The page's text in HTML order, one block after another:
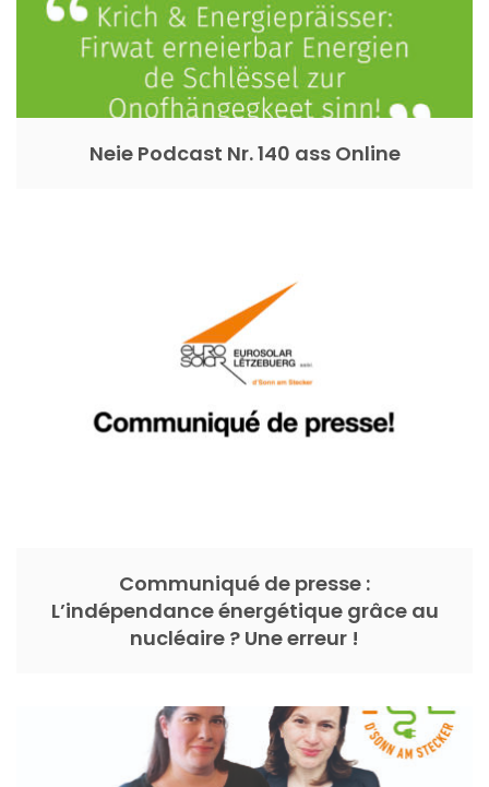
Neie Podcast Nr. 140 ass Online
Communiqué de presse :
L’indépendance énergétique grâce au
nucléaire ? Une erreur !